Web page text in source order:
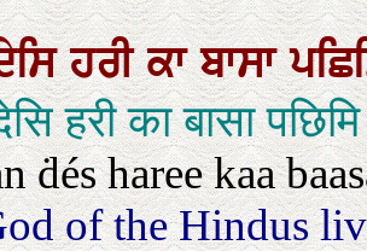
ਹਰੀਕਾਬਾਸਾ
हरी का बासा
ḋés haree kaa
of the Hindus